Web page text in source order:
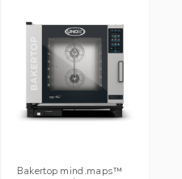
Bakertop mind.maps™